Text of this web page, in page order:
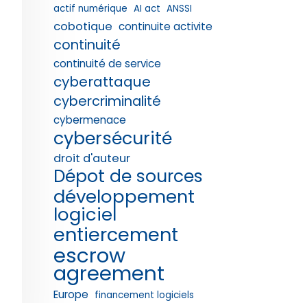
actif numérique AI act ANSSI
cobotique continuite activite
continuité
continuité de service
cyberattaque
cybercriminalité
cybermenace
cybersécurité
droit d'auteur
Dépot de sources
développement
logiciel
entiercement
escrow
agreement
Europe financement logiciels